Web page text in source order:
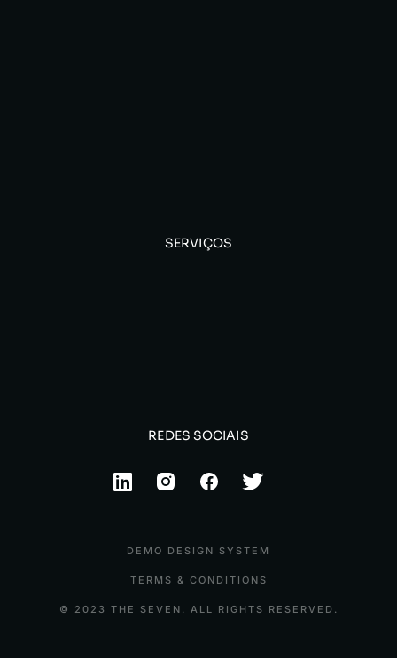
SERVIÇOS
REDES SOCIAIS
© 2023 THE SEVEN. ALL RIGHTS RESERVED.
DEMO DESIGN SYSTEM
TERMS & CONDITIONS